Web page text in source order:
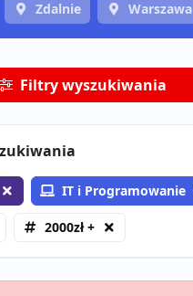
Zdalnie Warszawa
Filtry wyszukiwania
IT i Programowanie
2000zł +